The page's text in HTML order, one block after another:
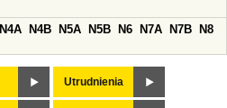
N4A N4B N5A N5B N6 N7A N7B
N8
Utrudnienia